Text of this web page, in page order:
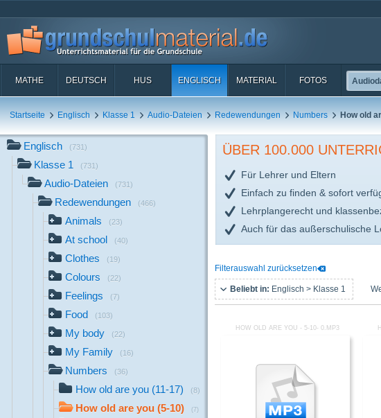
MATHE DEUTSCH HUS ENGLISCH MATERIAL FOTOS
Startseite Englisch Klasse 1 Audio-Dateien Redewendungen Numbers How old
Englisch (731)
Klasse 1 (731)
Audio-Dateien (731)
Redewendungen (466)
Animals (23)
At school (40)
Clothes (19)
Colours (22)
Feelings (7)
Food (103)
My body (22)
My Family (16)
Numbers (36)
How old are you (11-17) (8)
How old are you (5-10) (7)
ÜBER 100.000
Für Lehrer und Eltern
Einfach zu finden & sofort
Lehrplangerecht und
Auch für das außerschulische
Filterauswahl zurücksetzen
Beliebt in: Englisch > Klasse 1
HOW OLD ARE YOU - 5-10- 0.MP3